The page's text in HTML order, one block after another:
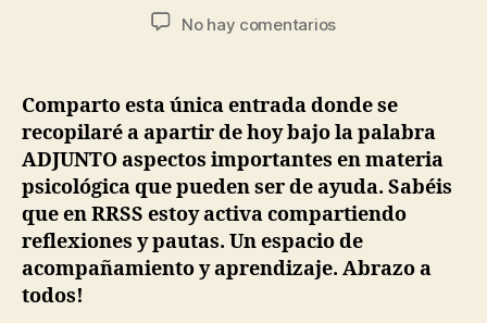
No hay comentarios
Comparto esta única entrada donde se
recopilaré a apartir de hoy bajo la palabra
ADJUNTO aspectos importantes en materia
psicológica que pueden ser de ayuda. Sabéis
que en RRSS estoy activa compartiendo
reflexiones y pautas. Un espacio de
acompañamiento y aprendizaje. Abrazo a
todos!